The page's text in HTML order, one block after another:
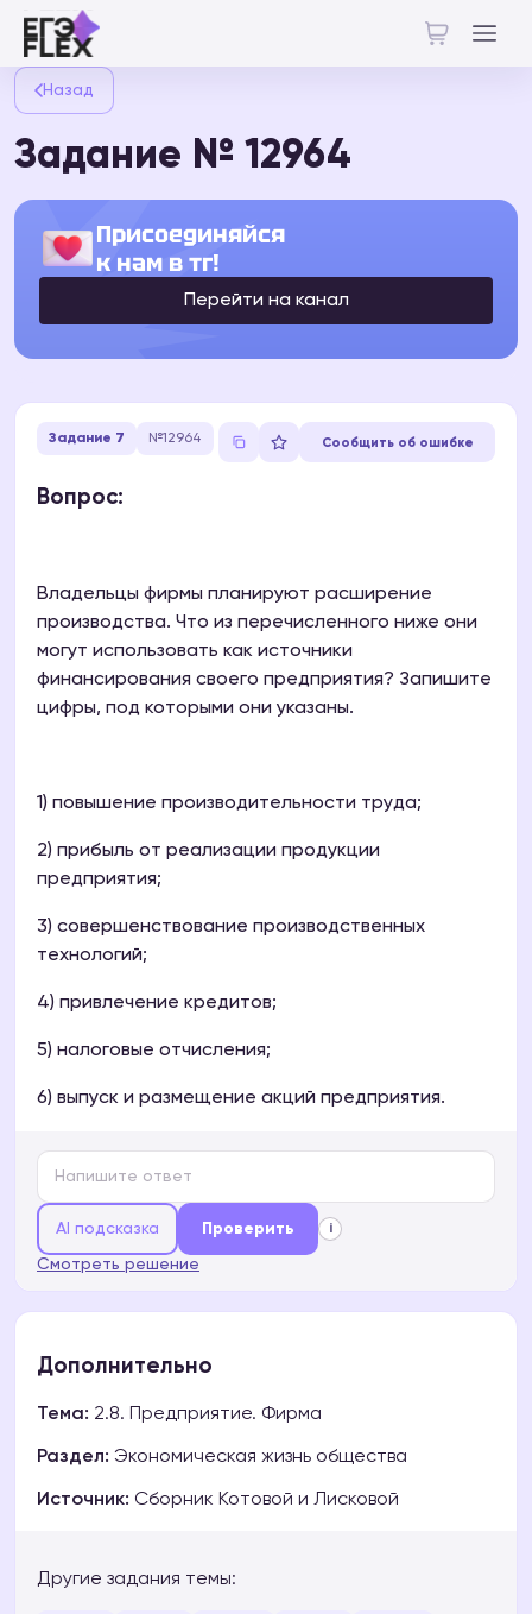
Назад
Задание № 12964
Присоединяйся
к нам в тг!
Перейти на канал
Задание 7 №12964 Сообщить об ошибке
Вопрос:
Владельцы фирмы планируют расширение
производства. Что из перечисленного ниже они
могут использовать как источники
финансирования своего предприятия? Запишите
цифры, под которыми они указаны.
1) повышение производительности труда;
2) прибыль от реализации продукции
предприятия;
3) совершенствование производственных
технологий;
4) привлечение кредитов;
5) налоговые отчисления;
6) выпуск и размещение акций предприятия.
AI подсказка Проверить i
Смотреть решение
Дополнительно
Тема: 2.8. Предприятие. Фирма
Раздел: Экономическая жизнь общества
Источник: Сборник Котовой и Лисковой
Другие задания темы: